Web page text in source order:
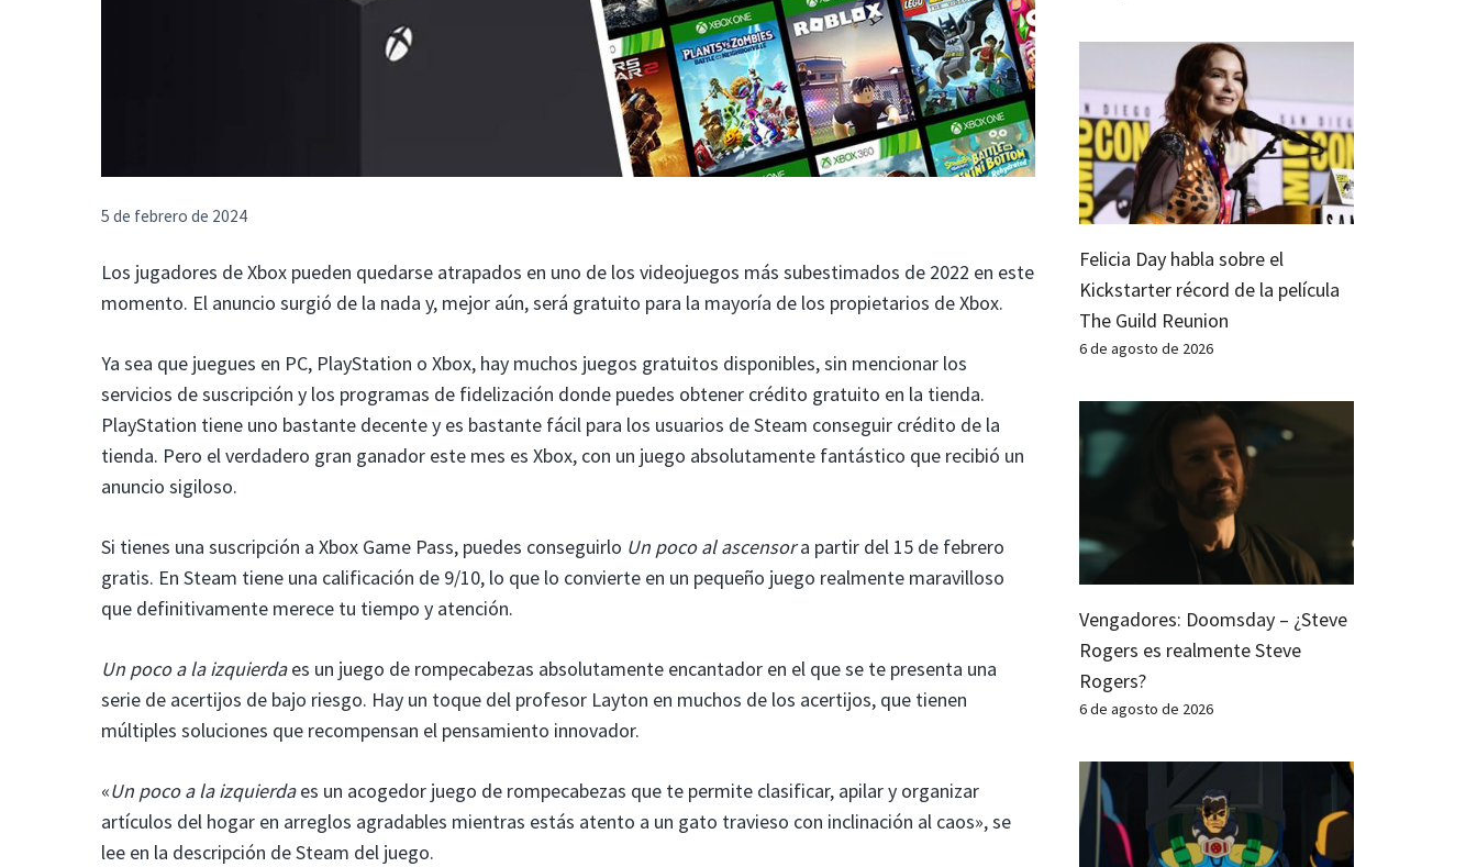
5 de febrero de 2024
Los jugadores de Xbox pueden quedarse atrapados en uno de los videojuegos más subestimados de 2022 en este
momento. El anuncio surgió de la nada y, mejor aún, será gratuito para la mayoría de los propietarios de Xbox.
Ya sea que juegues en PC, PlayStation o Xbox, hay muchos juegos gratuitos disponibles, sin mencionar los
servicios de suscripción y los programas de fidelización donde puedes obtener crédito gratuito en la tienda.
PlayStation tiene uno bastante decente y es bastante fácil para los usuarios de Steam conseguir crédito de la
tienda. Pero el verdadero gran ganador este mes es Xbox, con un juego absolutamente fantástico que recibió un
anuncio sigiloso.
Si tienes una suscripción a Xbox Game Pass, puedes conseguirlo Un poco al ascensora partir del 15 de febrero
gratis. En Steam tiene una calificación de 9/10, lo que lo convierte en un pequeño juego realmente maravilloso
que definitivamente merece tu tiempo y atención.
Un poco a la izquierdaes un juego de rompecabezas absolutamente encantador en el que se te presenta una
serie de acertijos de bajo riesgo. Hay un toque del profesor Layton en muchos de los acertijos, que tienen
múltiples soluciones que recompensan el pensamiento innovador.
«Un poco a la izquierdaes un acogedor juego de rompecabezas que te permite clasificar, apilar y organizar
artículos del hogar en arreglos agradables mientras estás atento a un gato travieso con inclinación al caos», se
lee en la descripción de Steam del juego.
Felicia Day habla sobre el
Kickstarter récord de la película
The Guild Reunion
6 de agosto de 2026
Vengadores: Doomsday – ¿Steve
Rogers es realmente Steve
Rogers?
6 de agosto de 2026